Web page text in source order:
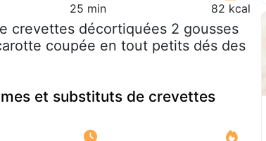
25 min 82 kcal
crevettes décortiquées 2 gousses
coupée en tout petits dés des
et substituts de crevettes